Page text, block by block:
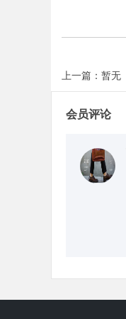
上一篇：暂无
会员评论